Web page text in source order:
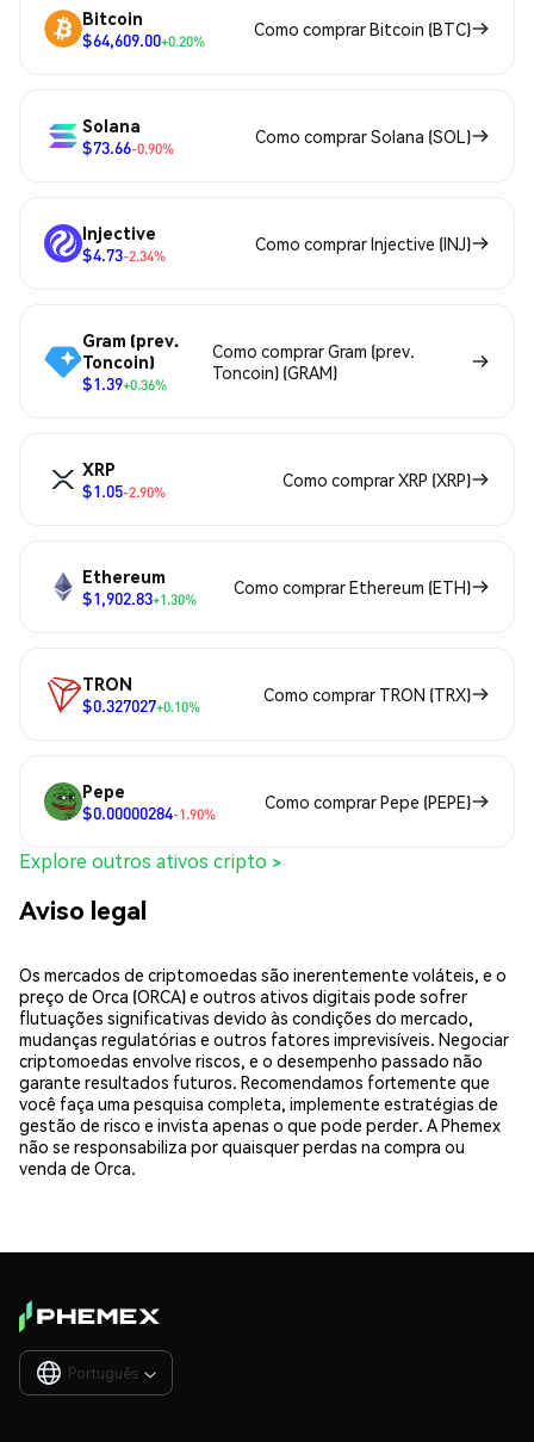
Bitcoin
$64,609.00+0.20%
Como comprar Bitcoin (BTC)
Solana
$73.66-0.90%
Como comprar Solana (SOL)
Injective
$4.73-2.34%
Como comprar Injective (INJ)
Gram (prev.
Toncoin)
$1.39+0.36%
Como comprar Gram (prev.
Toncoin) (GRAM)
XRP
$1.05-2.90%
Como comprar XRP (XRP)
Ethereum
$1,902.83+1.30%
Como comprar Ethereum (ETH)
TRON
$0.327027+0.10%
Como comprar TRON (TRX)
Pepe
$0.00000284-1.90%
Como comprar Pepe (PEPE)
Explore outros ativos cripto >
Aviso legal
Os mercados de criptomoedas são inerentemente voláteis, e o
preço de Orca (ORCA) e outros ativos digitais pode sofrer
flutuações significativas devido às condições do mercado,
mudanças regulatórias e outros fatores imprevisíveis. Negociar
criptomoedas envolve riscos, e o desempenho passado não
garante resultados futuros. Recomendamos fortemente que
você faça uma pesquisa completa, implemente estratégias de
gestão de risco e invista apenas o que pode perder. A Phemex
não se responsabiliza por quaisquer perdas na compra ou
venda de Orca.
Português 